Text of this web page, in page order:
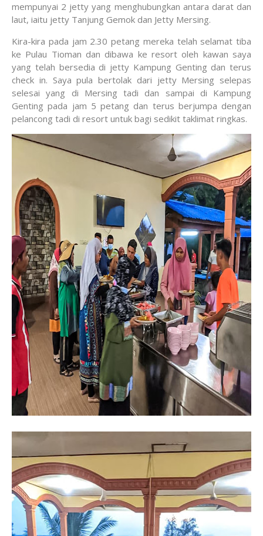
mempunyai 2 jetty yang menghubungkan antara darat dan
laut, iaitu jetty Tanjung Gemok dan Jetty Mersing.
Kira-kira pada jam 2.30 petang mereka telah selamat tiba
ke Pulau Tioman dan dibawa ke resort oleh kawan saya
yang telah bersedia di jetty Kampung Genting dan terus
check in. Saya pula bertolak dari jetty Mersing selepas
selesai yang di Mersing tadi dan sampai di Kampung
Genting pada jam 5 petang dan terus berjumpa dengan
pelancong tadi di resort untuk bagi sedikit taklimat ringkas.